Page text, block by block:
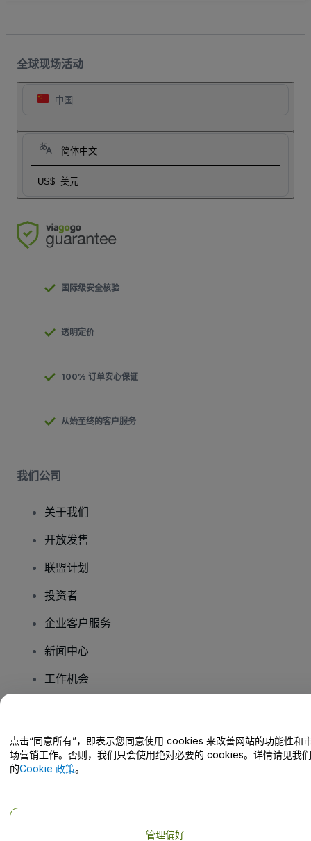
全球现场活动
中国
简体中文
US$ 美元
国际级安全核验
透明定价
100% 订单安心保证
从始至终的客户服务
我们公司
关于我们
开放发售
联盟计划
投资者
企业客户服务
新闻中心
工作机会
帮助中心 / 联系我们
点击“同意所有”，即表示您同意使用 cookies 来改善网站的功能性和
场营销工作。否则，我们只会使用绝对必要的 cookies。详情请见我们
的Cookie 政策。
管理偏好